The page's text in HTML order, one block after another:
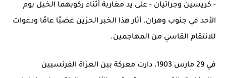
- كريسين وجراتيان - على يد مغاربة أثناء ركوبهما الخيل يوم
الأحد في جنوب وهران. أثار هذا الخبر الحزين غضبًا عامًا ودعوات
للانتقام القاسي من المهاجمين.
في 29 مارس 1903، دارت معركة بين الغزاة الفرنسيين